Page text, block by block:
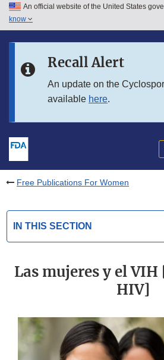
Skip to main content
Skip to in this section menu
An official website of the United States
know
Recall Alert
An update on the
available here.
Free Publications For Women
IN THIS SECTION
Las mujeres y el
HIV]